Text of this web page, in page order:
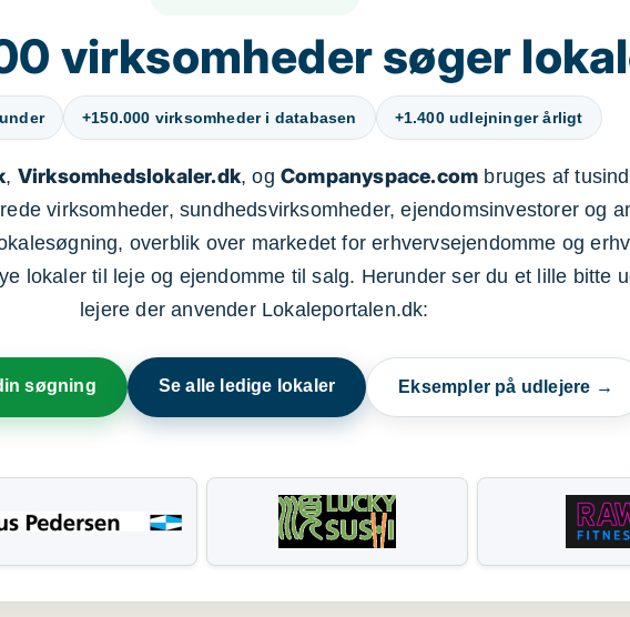
virksomheder søger
+150.000 virksomheder i databasen +1.400 udlejninger årligt
, Virksomhedslokaler.dk, og Companyspace.com bruges af
virksomheder, sundhedsvirksomheder, ejendomsinvestorer og
overblik over markedet for erhvervsejendomme og
lokaler til leje og ejendomme til salg. Herunder ser du et lille bitte
lejere der anvender Lokaleportalen.dk:
søgning Se alle ledige lokaler Eksempler på udlejere →